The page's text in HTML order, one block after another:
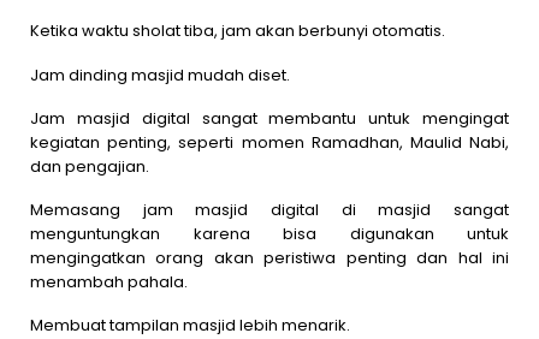
Ketika waktu sholat tiba, jam akan berbunyi otomatis.
Jam dinding masjid mudah diset.
Jam masjid digital sangat membantu untuk mengingat
kegiatan penting, seperti momen Ramadhan, Maulid Nabi,
dan pengajian.
Memasang jam masjid digital di masjid sangat
menguntungkan karena bisa digunakan untuk
mengingatkan orang akan peristiwa penting dan hal ini
menambah pahala.
Membuat tampilan masjid lebih menarik.